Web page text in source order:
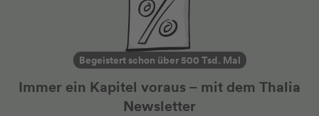
Begeistert schon über 500 Tsd. Mal
Immer ein Kapitel voraus – mit dem Thalia
Newsletter